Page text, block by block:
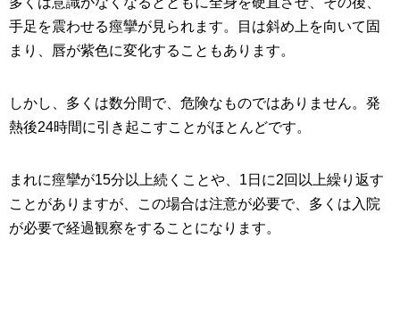
手足を震わせる痙攣が見られます。目は斜め上を向いて固
まり、唇が紫色に変化することもあります。
しかし、多くは数分間で、危険なものではありません。発
熱後24時間に引き起こすことがほとんどです。
まれに痙攣が15分以上続くことや、1日に2回以上繰り返す
ことがありますが、この場合は注意が必要で、多くは入院
が必要で経過観察をすることになります。